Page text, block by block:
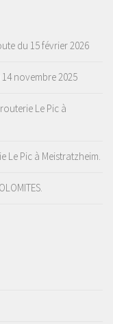
du 15 février 2026
novembre 2025
Le Pic à
Le Pic à Meistratzheim.